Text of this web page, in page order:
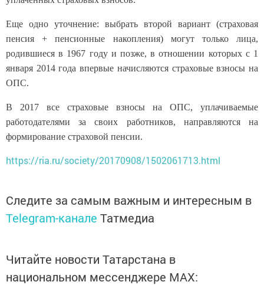
Еще одно уточнение: выбрать второй вариант (страховая
пенсия + пенсионные накопления) могут только лица,
родившиеся в 1967 году и позже, в отношении которых с 1
января 2014 года впервые начисляются страховые взносы на
ОПС.
В 2017 все страховые взносы на ОПС, уплачиваемые
работодателями за своих работников, направляются на
формирование страховой пенсии.
https://ria.ru/society/20170908/1502061713.html
Следите за самым важным и интересным в
Telegram-канале Татмедиа
Читайте новости Татарстана в
национальном мессенджере MАХ: